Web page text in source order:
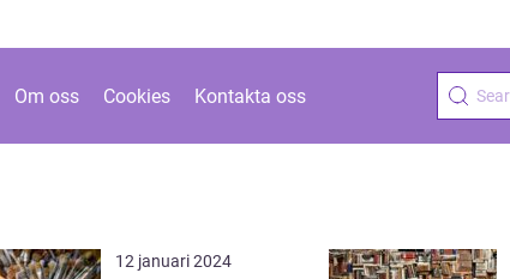
Om oss Cookies Kontakta oss
12 januari 2024